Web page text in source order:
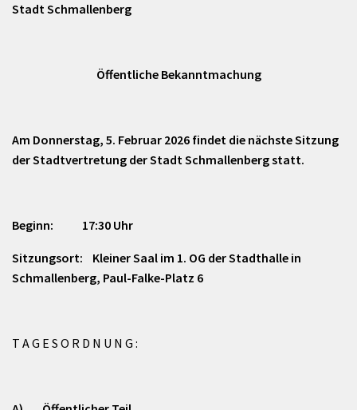
Stadt Schmallenberg
Öffentliche Bekanntmachung
Am Donnerstag, 5. Februar 2026 findet die nächste Sitzung
der Stadtvertretung der Stadt Schmallenberg statt.
Beginn: 17:30 Uhr
Sitzungsort: Kleiner Saal im 1. OG der Stadthalle in
Schmallenberg, Paul-Falke-Platz 6
T A G E S O R D N U N G :